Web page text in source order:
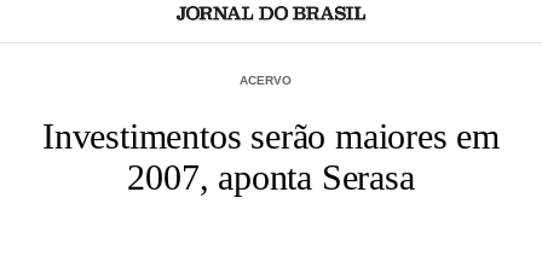
ACERVO
Investimentos serão maiores em
2007, aponta Serasa